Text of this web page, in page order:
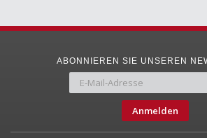
ABONNIEREN SIE UNSEREN
Anmelden